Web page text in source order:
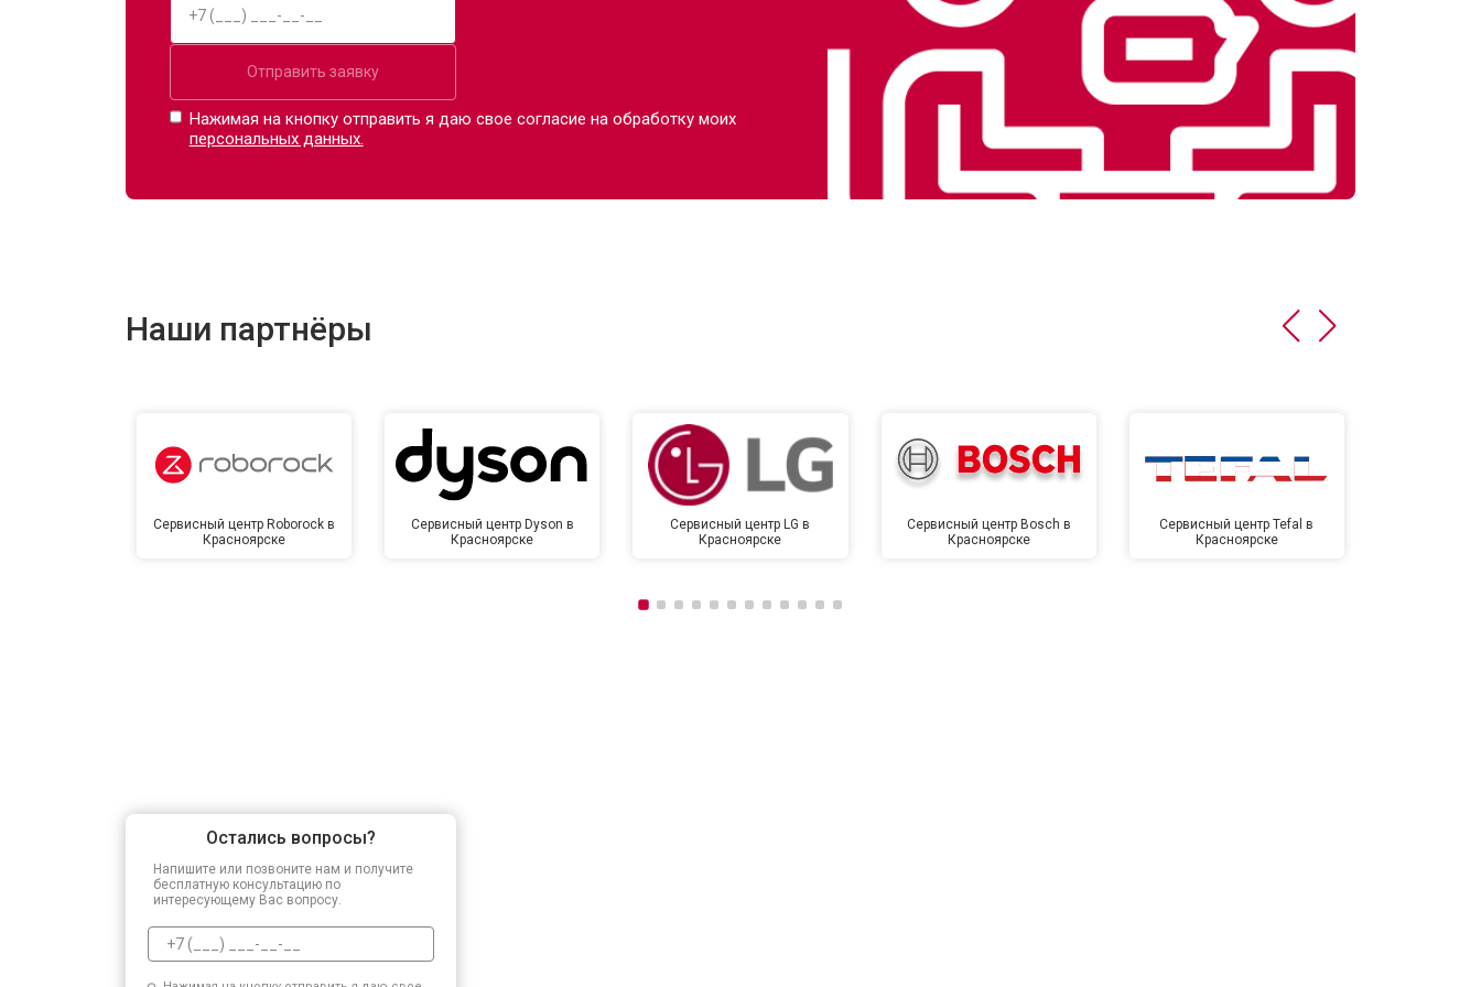
Отправить заявку
Нажимая на кнопку отправить я даю свое согласие на обработку моих
персональных данных.
Наши партнёры
Сервисный центр Roborock в
Красноярске
Сервисный центр Dyson в
Красноярске
Сервисный центр LG в
Красноярске
Сервисный центр Bosch в
Красноярске
Сервисный центр Tefal в
Красноярске
Остались вопросы?
Напишите или позвоните нам и получите
бесплатную консультацию по
интересующему Вас вопросу.